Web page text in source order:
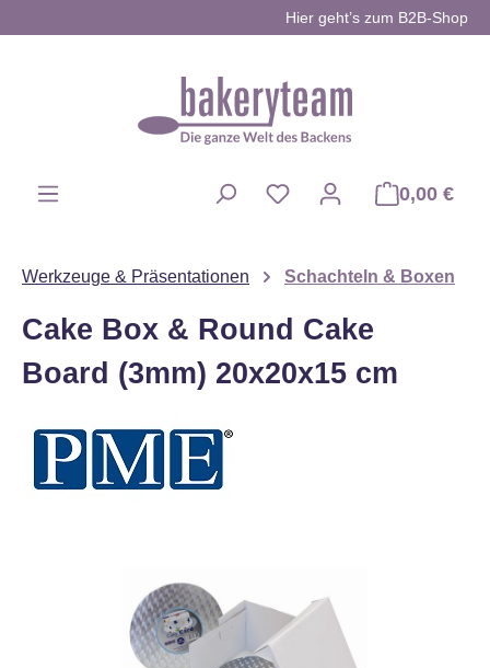
Hier geht’s zum B2B-Shop
0,00 €
Werkzeuge & Präsentationen Schachteln & Boxen
Cake Box & Round Cake
Board (3mm) 20x20x15 cm